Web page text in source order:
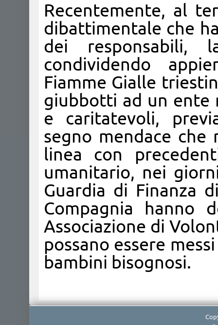
Recentemente, al
dibattimentale che
dei responsabili,
condividendo
Fiamme Gialle
giubbotti ad un ente
e caritatevoli,
segno mendace
linea con
umanitario, nei
Guardia di Finanza
Compagnia
Associazione di
possano essere
bambini bisognosi.